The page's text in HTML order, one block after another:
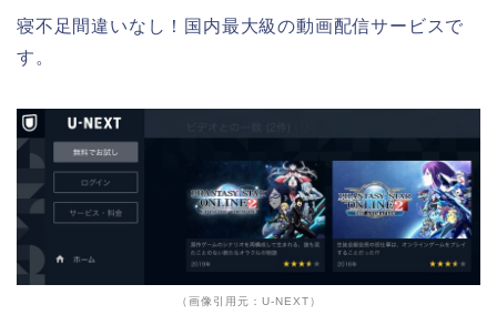
寝不足間違いなし！国内最大級の動画配信サービスで
す。
（画像引用元：U-NEXT）